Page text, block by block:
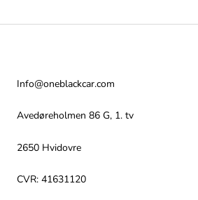
Info@oneblackcar.com
Avedøreholmen 86 G, 1. tv
2650 Hvidovre
CVR: 41631120